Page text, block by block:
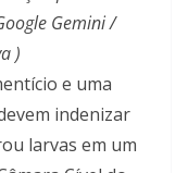
Gemini /
)
e uma
indenizar
larvas em um